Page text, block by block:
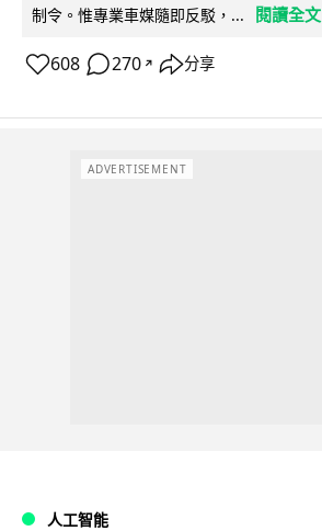
制令。惟專業車媒隨即反駁，...
閱讀全文
608 270 ↗ 分享
ADVERTISEMENT
人工智能